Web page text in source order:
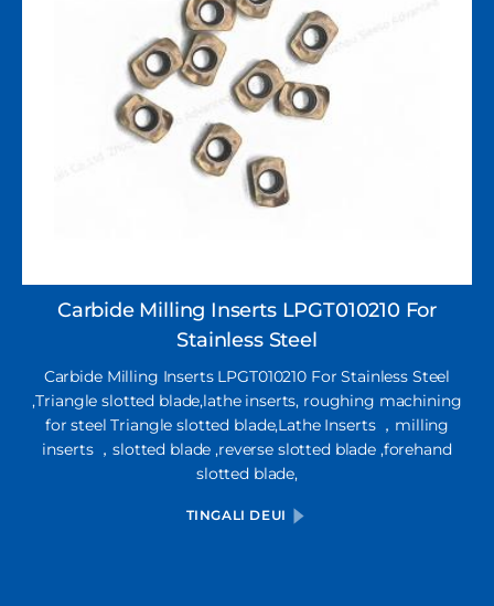
Carbide Milling Inserts LPGT010210 For
Stainless Steel
Carbide Milling Inserts LPGT010210 For Stainless Steel
,Triangle slotted blade,lathe inserts, roughing machining
for steel Triangle slotted blade,Lathe Inserts ，milling
inserts ，slotted blade ,reverse slotted blade ,forehand
slotted blade,
TINGALI DEUI